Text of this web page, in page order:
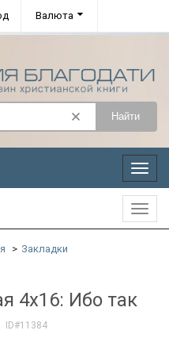
Валюта
Найти
Меню
Закладки
4x16: Ибо так
ID#11384